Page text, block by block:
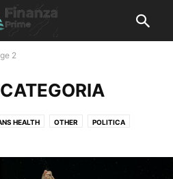
2
HEALTH OTHER POLITICA